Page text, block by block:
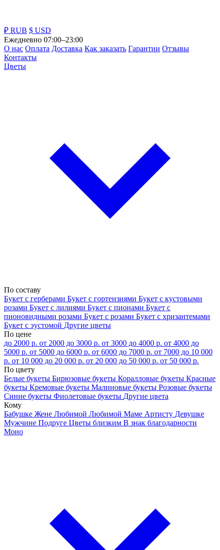
₽ RUB $ USD
Ежедневно 07:00–23:00
О нас Оплата Доставка Как заказать Гарантии Отзывы
Контакты
Цветы
По составу
Букет с герберами Букет с гортензиями Букет с кустовыми
розами Букет с лилиями Букет с пионами Букет с
пионовидными розами Букет с розами Букет с хризантемами
Букет с эустомой Другие цветы
По цене
до 2000 р. от 2000 до 3000 р. от 3000 до 4000 р. от 4000 до
5000 р. от 5000 до 6000 р. от 6000 до 7000 р. от 7000 до 10 000
р. от 10 000 до 20 000 р. от 20 000 до 50 000 р. от 50 000 р.
По цвету
Белые букеты Бирюзовые букеты Коралловые букеты Красные
букеты Кремовые букеты Малиновые букеты Розовые букеты
Синие букеты Фиолетовые букеты Другие цвета
Кому
Бабушке Жене Любимой Любимой Маме Артисту Девушке
Мужчине Подруге Цветы близким В знак благодарности
Моно